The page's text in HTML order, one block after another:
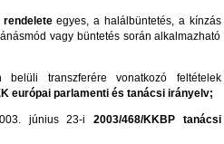
rendeleteegyes, a halálbüntetés, a kínzás
vagy büntetés során alkalmazható
belüli transzferére vonatkozó feltételek
európai parlamenti és tanácsi irányelv;
június 23-i 2003/468/KKBP tanácsi